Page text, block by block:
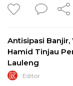
Antisipasi
Hamid Tinjau
Lauleng
Editor